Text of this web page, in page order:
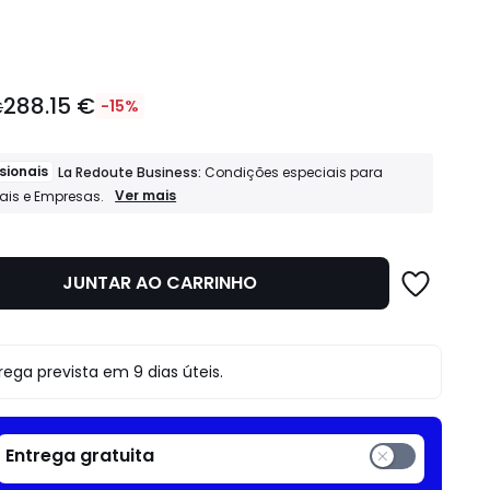
288.15 € -15%
La Redoute Business:Condições especiais para
e Empresas.
Profissionais
especiais
para
Empresas.
Ver mais
JUNTAR AO CARRINHO
prevista em 9 dias úteis.
Entrega gratuita